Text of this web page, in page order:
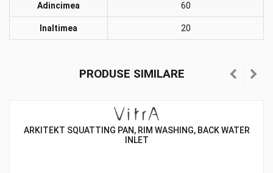
Adincimea 60
Inaltimea 20
PRODUSE SIMILARE
ARKITEKT SQUATTING PAN, RIM WASHING, BACK WATER
INLET